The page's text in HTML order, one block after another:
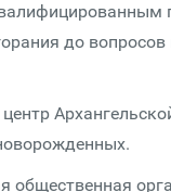
до вопросов
общественная